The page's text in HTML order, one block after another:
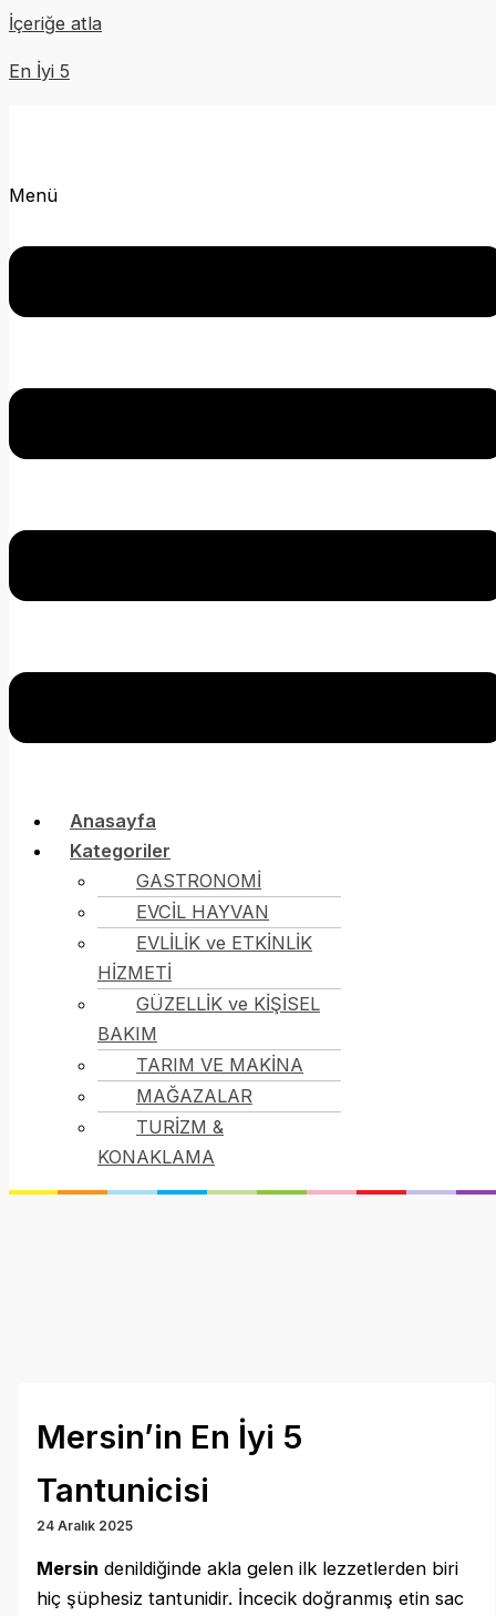
İçeriğe atla
En İyi 5
Menü
Anasayfa
Kategoriler
GASTRONOMİ
EVCİL HAYVAN
EVLİLİK ve ETKİNLİK
HİZMETİ
GÜZELLİK ve KİŞİSEL
BAKIM
TARIM VE MAKİNA
MAĞAZALAR
TURİZM &
KONAKLAMA
Mersin’in En İyi 5
Tantunicisi
24 Aralık 2025
Mersin denildiğinde akla gelen ilk lezzetlerden biri
hiç şüphesiz tantunidir. İncecik doğranmış etin sac